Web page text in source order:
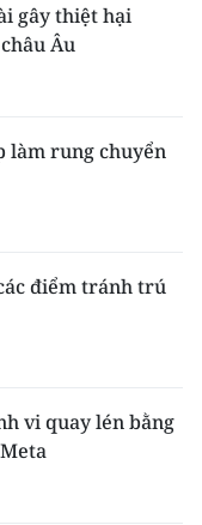
gây thiệt hại
Âu
làm rung chuyển
điểm tránh trú
vi quay lén bằng